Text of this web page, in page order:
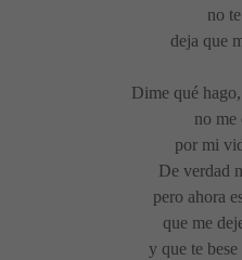
no
deja que
Dime qué
no me
por mi
De verdad
pero ahora
que me
y que te